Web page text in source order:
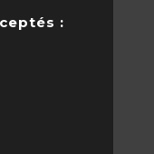
: